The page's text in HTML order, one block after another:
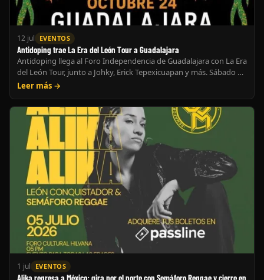
12 jul EVENTOS
Antidoping trae La Era del León Tour a Guadalajara
Antidoping llega al Foro Independencia de Guadalajara con La Era
del León Tour, junto a Johky, Erick Tepexicuapan y más. Sábado 24
de octubre.
Leer más →
1 jul EVENTOS
Alika regresa a México: gira por el norte con Semáforo Reggae y cierre en